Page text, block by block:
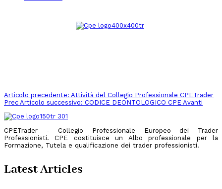
Articolo precedente: Attività del Collegio Professionale CPETrader
Prec Articolo successivo: CODICE DEONTOLOGICO CPE Avanti
CPETrader - Collegio Professionale Europeo dei Trader
Professionisti.CPE costituisce un Albo professionale per la
Formazione, Tutela e qualificazione dei trader professionisti.
Latest Articles